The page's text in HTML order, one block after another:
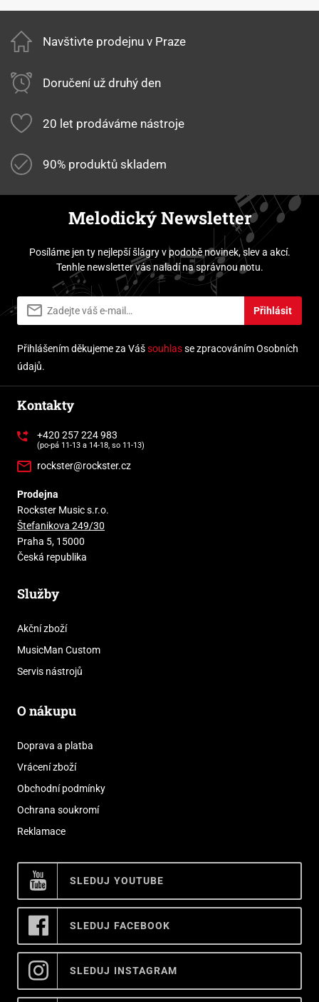
Navštivte prodejnu v Praze
Doručení už druhý den
20 let prodáváme nástroje
90% produktů skladem
Melodický Newsletter
Posíláme jen ty nejlepší šlágry v podobě novinek, slev a akcí.
Tenhle newsletter vás naladí na správnou notu.
Přihlásit
Přihlášením děkujeme za Vášsouhlasse zpracováním Osobních
údajů.
Kontakty
+420 257 224 983
(po-pá 11-13 a 14-18, so 11-13)
rockster@rockster.cz
Prodejna
Rockster Music s.r.o.
Štefanikova 249/30
Praha 5, 15000
Česká republika
Služby
Akční zboží
MusicMan Custom
Servis nástrojů
O nákupu
Doprava a platba
Vrácení zboží
Obchodní podmínky
Ochrana soukromí
Reklamace
SLEDUJ YOUTUBE
SLEDUJ FACEBOOK
SLEDUJ INSTAGRAM